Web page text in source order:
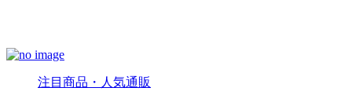
注目商品・人気通販